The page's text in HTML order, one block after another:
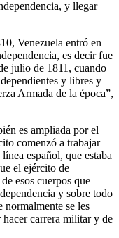
y llegar
Venezuela entró en
es decir fue
julio de 1811, cuando
y libres y
Armada de la época”,
es ampliada por el
comenzó a trabajar
español, que estaba
el ejército de
esos cuerpos que
y sobre todo
normalmente se les
carrera militar y de